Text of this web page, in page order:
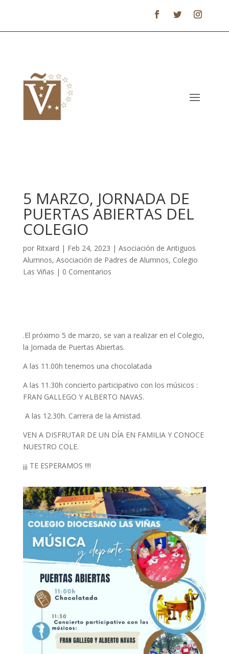
5 MARZO, JORNADA DE
PUERTAS ABIERTAS DEL
COLEGIO
por Ritxard | Feb 24, 2023 | Asociación de Antiguos
Alumnos, Asociación de Padres de Alumnos, Colegio
Las Viñas | 0 Comentarios
.El próximo 5 de marzo, se van a realizar en el Colegio,
la Jornada de Puertas Abiertas.
A las 11.00h tenemos una chocolatada
A las 11.30h concierto participativo con los músicos :
FRAN GALLEGO Y ALBERTO NAVAS.
A las 12.30h. Carrera de la Amistad.
VEN A DISFRUTAR DE UN DÍA EN FAMILIA Y CONOCE
NUESTRO COLE.
¡¡¡ TE ESPERAMOS !!!!